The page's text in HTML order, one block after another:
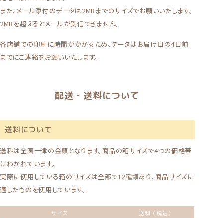
また、メール添付のデータは2MBまでのサイズでお願いいたします。
2MBを超えるとメールが受信できません。
各店舗での印刷に時間がかかるため、データはお届け日の4日前
までにご連絡をお願いいたします。
配送・送料について
送料について
送料は全国一律の金額となります。商品の箱サイズで4つの価格帯
にわかれています。
実際に使用している箱のサイズは全部で12種類あり、商品サイズに
適したものを使用しています。
サイズ 送料（税込）